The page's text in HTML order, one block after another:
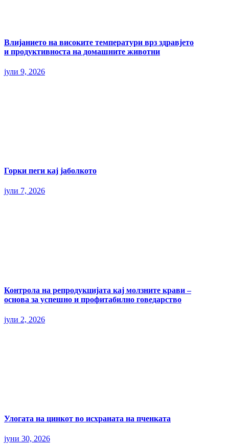
Влијанието на високите температури врз здравјето
и продуктивноста на домашните животни
јули 9, 2026
Горки пеги кај јаболкото
јули 7, 2026
Контрола на репродукцијата кај молзните крави –
основа за успешно и профитабилно говедарство
јули 2, 2026
Улогата на цинкот во исхраната на пченката
јуни 30, 2026